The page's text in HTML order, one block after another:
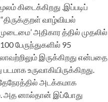
கிடைக்கிறது .இப்படிப்
வாழ்வியல்
அதிகார த்தில் முதலில்
பேருந்துகளில் 95
இருக்கிறது என்பதை
உருவாகியிருக்கிறது.
அடக்கமாக
அத னால்தான் இப்போது